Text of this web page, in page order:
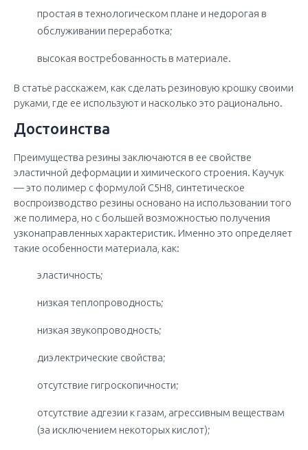
простая в технологическом плане и недорогая в
обслуживании переработка;
высокая востребованность в материале.
В статье расскажем, как сделать резиновую крошку своими
руками, где ее используют и насколько это рационально.
Достоинства
Преимущества резины заключаются в ее свойстве
эластичной деформации и химического строения. Каучук
— это полимер с формулой С5Н8, синтетическое
воспроизводство резины основано на использовании того
же полимера, но с большей возможностью получения
узконаправленных характеристик. Именно это определяет
такие особенности материала, как:
эластичность;
низкая теплопроводность;
низкая звукопроводность;
диэлектрические свойства;
отсутствие гигроскопичности;
отсутствие адгезии к газам, агрессивным веществам
(за исключением некоторых кислот);